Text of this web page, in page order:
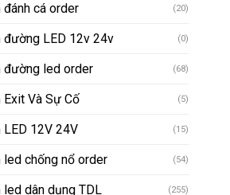
cá order (20)
đường LED 12v 24v (0)
đường led order (68)
Và Sự Cố (5)
12V 24V (15)
led chống nổ order (54)
dân dụng TDL (255)